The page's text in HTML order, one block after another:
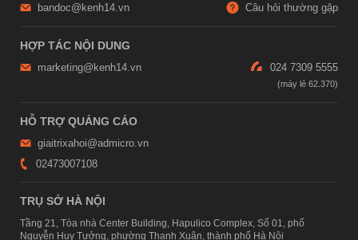
bandoc@kenh14.vn Câu hỏi thường gặp
HỢP TÁC NỘI DUNG
marketing@kenh14.vn 024 7309 5555
HỖ TRỢ QUẢNG CÁO
giaitrixahoi@admicro.vn
02473007108
TRỤ SỞ HÀ NỘI
Tầng 21, Tòa nhà Center Building, Hapulico Complex, Số 01, phố
Nguyễn Huy Tưởng, phường Thanh Xuân, thành phố Hà Nội